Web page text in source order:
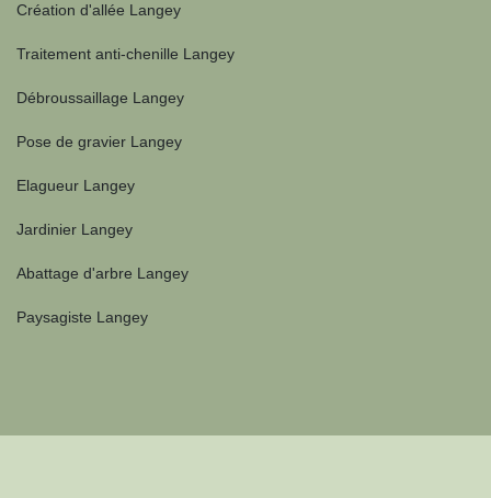
Création d'allée Langey
Traitement anti-chenille Langey
Débroussaillage Langey
Pose de gravier Langey
Elagueur Langey
Jardinier Langey
Abattage d'arbre Langey
Paysagiste Langey